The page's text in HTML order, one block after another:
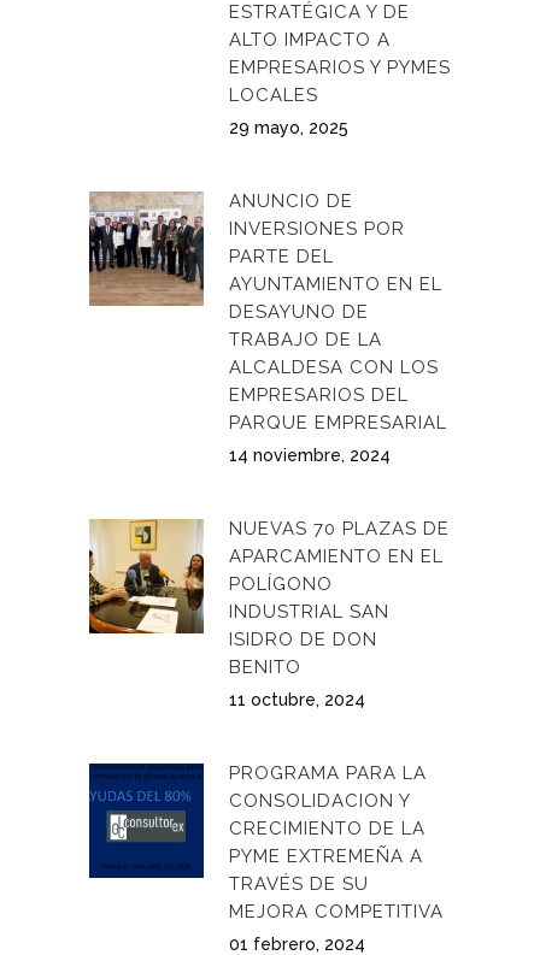
ESTRATÉGICA Y DE
ALTO IMPACTO A
EMPRESARIOS Y PYMES
LOCALES
29 mayo, 2025
ANUNCIO DE
INVERSIONES POR
PARTE DEL
AYUNTAMIENTO EN EL
DESAYUNO DE
TRABAJO DE LA
ALCALDESA CON LOS
EMPRESARIOS DEL
PARQUE EMPRESARIAL
14 noviembre, 2024
NUEVAS 70 PLAZAS DE
APARCAMIENTO EN EL
POLÍGONO
INDUSTRIAL SAN
ISIDRO DE DON
BENITO
11 octubre, 2024
PROGRAMA PARA LA
CONSOLIDACION Y
CRECIMIENTO DE LA
PYME EXTREMEÑA A
TRAVÉS DE SU
MEJORA COMPETITIVA
01 febrero, 2024